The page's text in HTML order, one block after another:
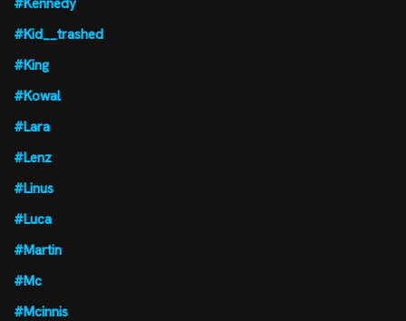
#Kid__trashed
#King
#Kowal
#Lara
#Lenz
#Linus
#Luca
#Martin
#Mc
#Mcinnis